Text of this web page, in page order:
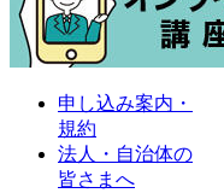
申し込み案内・
規約
法人・自治体の
皆さまへ